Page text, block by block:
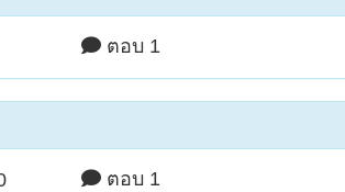
ตอบ 1
ตอบ 1